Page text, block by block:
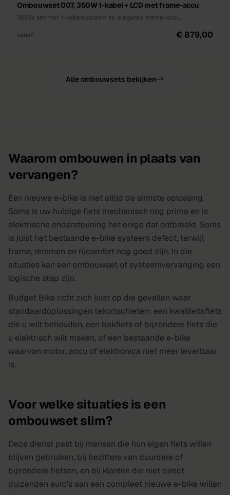
Ombouwset 007, 350W 1-kabel + LCD met frame-accu
350W set met 1-kabelsysteem en elegante frame-accu.
vanaf € 879,00
Alle ombouwsets bekijken
Waarom ombouwen in plaats van
vervangen?
Een nieuwe e-bike is niet altijd de slimste oplossing.
Soms is uw huidige fiets mechanisch nog prima en is
elektrische ondersteuning het enige dat ontbreekt. Soms
is juist het bestaande e-bike systeem defect, terwijl
frame, remmen en rijcomfort nog goed zijn. In die
situaties kan een ombouwset of systeemvervanging een
logische stap zijn.
Budget Bike richt zich juist op die gevallen waar
standaardoplossingen tekortschieten: een kwaliteitsfiets
die u wilt behouden, een bakfiets of bijzondere fiets die
u elektrisch wilt maken, of een bestaande e-bike
waarvan motor, accu of elektronica niet meer leverbaar
is.
Voor welke situaties is een
ombouwset slim?
Deze dienst past bij mensen die hun eigen fiets willen
blijven gebruiken, bij bezitters van duurdere of
bijzondere fietsen, en bij klanten die niet direct
duizenden euro's aan een compleet nieuwe e-bike willen